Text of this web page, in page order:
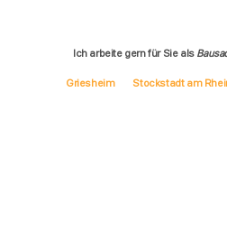
Ich arbeite gern für Sie als
Griesheim Stockstadt am